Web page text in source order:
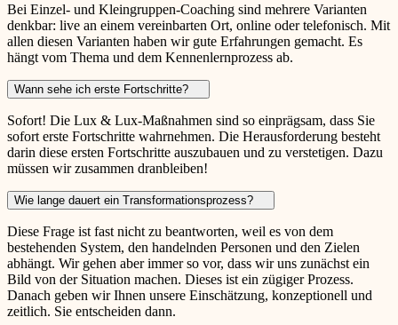
Bei Einzel- und Kleingruppen-Coaching sind mehrere Varianten
denkbar: live an einem vereinbarten Ort, online oder telefonisch. Mit
allen diesen Varianten haben wir gute Erfahrungen gemacht. Es
hängt vom Thema und dem Kennenlernprozess ab.
Wann sehe ich erste Fortschritte?
Sofort! Die Lux & Lux-Maßnahmen sind so einprägsam, dass Sie
sofort erste Fortschritte wahrnehmen. Die Herausforderung besteht
darin diese ersten Fortschritte auszubauen und zu verstetigen. Dazu
müssen wir zusammen dranbleiben!
Wie lange dauert ein Transformationsprozess?
Diese Frage ist fast nicht zu beantworten, weil es von dem
bestehenden System, den handelnden Personen und den Zielen
abhängt. Wir gehen aber immer so vor, dass wir uns zunächst ein
Bild von der Situation machen. Dieses ist ein zügiger Prozess.
Danach geben wir Ihnen unsere Einschätzung, konzeptionell und
zeitlich. Sie entscheiden dann.